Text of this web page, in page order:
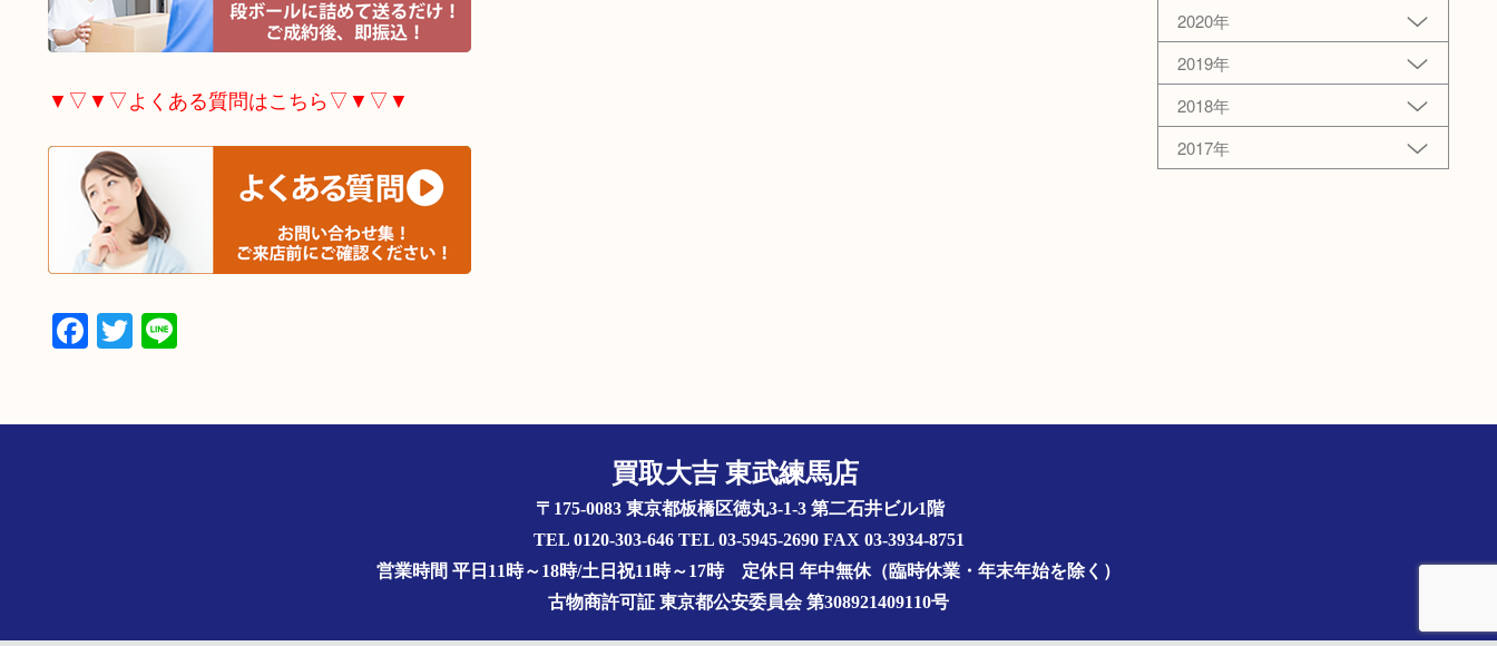
▼▽▼▽よくある質問はこちら▽▼▽▼
Facebook
Twitter
Line
2020年
2019年
2018年
2017年
買取大吉 東武練馬店
〒175-0083 東京都板橋区徳丸3-1-3 第二石井ビル1階
TEL 0120-303-646 TEL 03-5945-2690 FAX 03-3934-8751
営業時間 平日11時～18時/土日祝11時～17時 定休日 年中無休（臨時休業・年末年始を除く）
古物商許可証 東京都公安委員会 第308921409110号